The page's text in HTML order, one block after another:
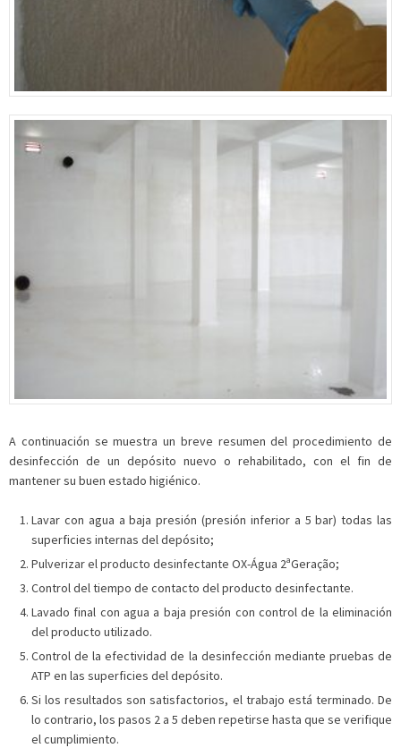
A continuación se muestra un breve resumen del procedimiento de
desinfección de un depósito nuevo o rehabilitado, con el fin de
mantener su buen estado higiénico.
Lavar con agua a baja presión (presión inferior a 5 bar) todas las
superficies internas del depósito;
Pulverizar el producto desinfectante OX-Água 2ªGeração;
Control del tiempo de contacto del producto desinfectante.
Lavado final con agua a baja presión con control de la eliminación
del producto utilizado.
Control de la efectividad de la desinfección mediante pruebas de
ATP en las superficies del depósito.
Si los resultados son satisfactorios, el trabajo está terminado. De
lo contrario, los pasos 2 a 5 deben repetirse hasta que se verifique
el cumplimiento.